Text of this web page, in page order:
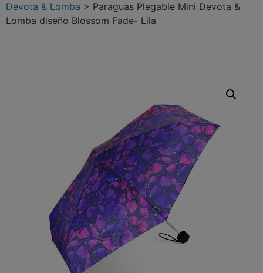
Devota & Lomba > Paraguas Plegable Mini Devota &
Lomba diseño Blossom Fade- Lila